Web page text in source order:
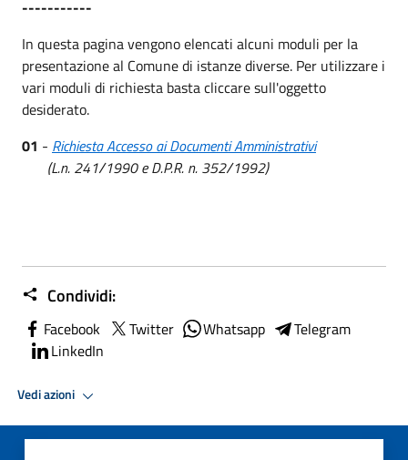
-----------
In questa pagina vengono elencati alcuni moduli per la
presentazione al Comune di istanze diverse. Per utilizzare i
vari moduli di richiesta basta cliccare sull'oggetto
desiderato.
01 - Richiesta Accesso ai Documenti Amministrativi
(L.n. 241/1990 e D.P.R. n. 352/1992)
Condividi:
Facebook Twitter Whatsapp
Telegram
LinkedIn
Vedi azioni